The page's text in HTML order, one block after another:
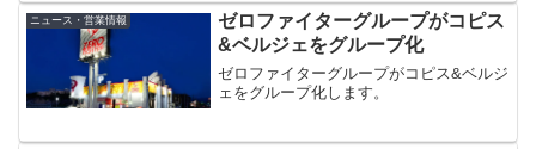
ニュース・営業情報
ゼロファイターグループがコピス
&ベルジェをグループ化
ゼロファイターグループがコピス&ベルジ
ェをグループ化します。